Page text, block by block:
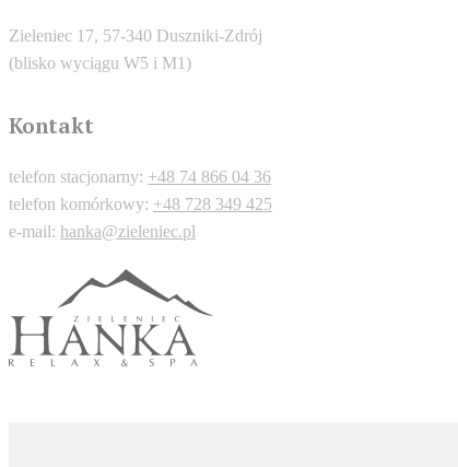
Zieleniec 17, 57-340 Duszniki-Zdrój
(blisko wyciągu W5 i M1)
Kontakt
telefon stacjonarny: +48 74 866 04 36
telefon komórkowy: +48 728 349 425
e-mail: hanka@zieleniec.pl